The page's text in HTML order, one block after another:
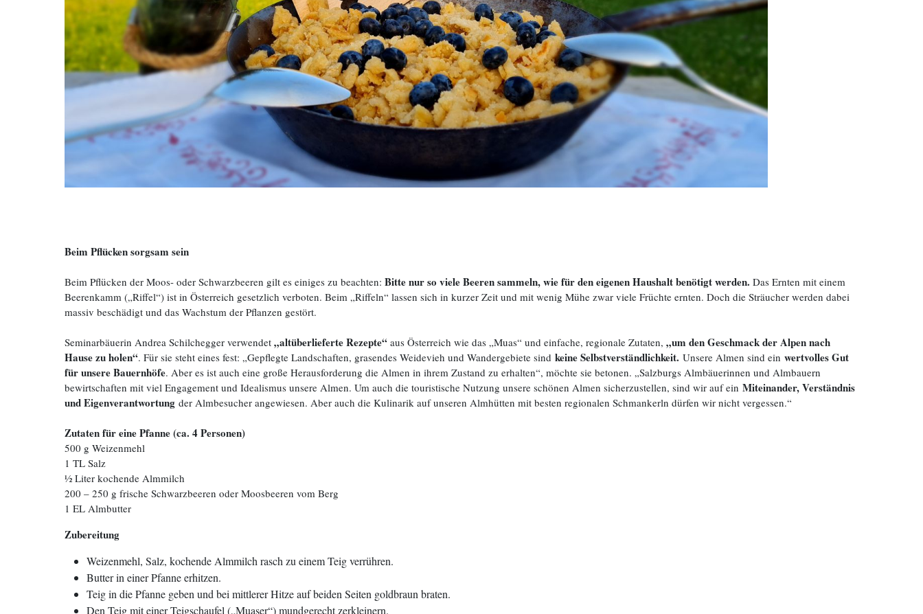
Beim Pflücken sorgsam sein
Beim Pflücken der Moos- oder Schwarzbeeren gilt es einiges zu beachten: Bitte nur so viele Beeren sammeln, wie für den eigenen Haushalt benötigt werden. Das Ernten mit einem
Beerenkamm („Riffel“) ist in Österreich gesetzlich verboten. Beim „Riffeln“ lassen sich in kurzer Zeit und mit wenig Mühe zwar viele Früchte ernten. Doch die Sträucher werden dabei
massiv beschädigt und das Wachstum der Pflanzen gestört.
Seminarbäuerin Andrea Schilchegger verwendet „altüberlieferte Rezepte“ aus Österreich wie das „Muas“ und einfache, regionale Zutaten, „um den Geschmack der Alpen nach
Hause zu holen“. Für sie steht eines fest: „Gepflegte Landschaften, grasendes Weidevieh und Wandergebiete sind keine Selbstverständlichkeit. Unsere Almen sind ein wertvolles Gut
für unsere Bauernhöfe. Aber es ist auch eine große Herausforderung die Almen in ihrem Zustand zu erhalten“, möchte sie betonen. „Salzburgs Almbäuerinnen und Almbauern
bewirtschaften mit viel Engagement und Idealismus unsere Almen. Um auch die touristische Nutzung unsere schönen Almen sicherzustellen, sind wir auf ein Miteinander, Verständnis
und Eigenverantwortung der Almbesucher angewiesen. Aber auch die Kulinarik auf unseren Almhütten mit besten regionalen Schmankerln dürfen wir nicht vergessen.“
Zutaten für eine Pfanne (ca. 4 Personen)
500 g Weizenmehl
1 TL Salz
½ Liter kochende Almmilch
200 – 250 g frische Schwarzbeeren oder Moosbeeren vom Berg
1 EL Almbutter
Zubereitung
Weizenmehl, Salz, kochende Almmilch rasch zu einem Teig verrühren.
Butter in einer Pfanne erhitzen.
Teig in die Pfanne geben und bei mittlerer Hitze auf beiden Seiten goldbraun braten.
Den Teig mit einer Teigschaufel („Muaser“) mundgerecht zerkleinern.